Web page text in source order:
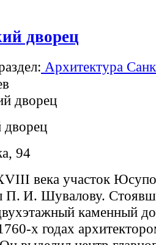
дворец
Архитектура
94
века участок
П. И. Шувалову.
каменный
х годах